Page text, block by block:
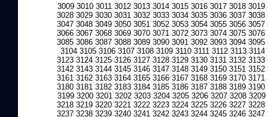
3009 3010 3011 3012 3013 3014 3015 3016 3017 3018 3019
3028 3029 3030 3031 3032 3033 3034 3035 3036 3037 3038
3047 3048 3049 3050 3051 3052 3053 3054 3055 3056 3057
3066 3067 3068 3069 3070 3071 3072 3073 3074 3075 3076
3085 3086 3087 3088 3089 3090 3091 3092 3093 3094 3095
3104 3105 3106 3107 3108 3109 3110 3111 3112 3113 3114
3123 3124 3125 3126 3127 3128 3129 3130 3131 3132 3133
3142 3143 3144 3145 3146 3147 3148 3149 3150 3151 3152
3161 3162 3163 3164 3165 3166 3167 3168 3169 3170 3171
3180 3181 3182 3183 3184 3185 3186 3187 3188 3189 3190
3199 3200 3201 3202 3203 3204 3205 3206 3207 3208 3209
3218 3219 3220 3221 3222 3223 3224 3225 3226 3227 3228
3237 3238 3239 3240 3241 3242 3243 3244 3245 3246 3247